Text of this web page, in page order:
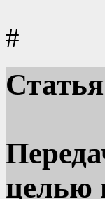
#
Статья
целью